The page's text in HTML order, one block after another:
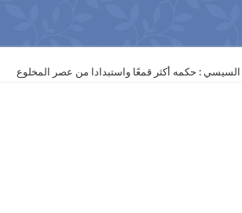
السيسي : حكمه أكثر قمعًا واستبدادا من عصر المخلوع